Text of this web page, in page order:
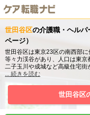
世田谷区の介護職・ヘル
ページ）
世田谷区は東京23区の南西部
等々力渓谷があり、人口は東京
二子玉川や成城など高級住宅
の人口が夜間の人口を下回り、
少しでも気になった方は【ケ
... 続きを読む
世田谷区